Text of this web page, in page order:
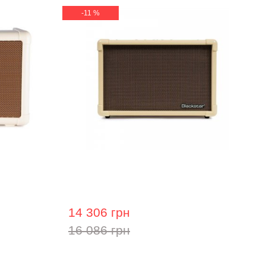
-11 %
14 306 грн
16 086 грн